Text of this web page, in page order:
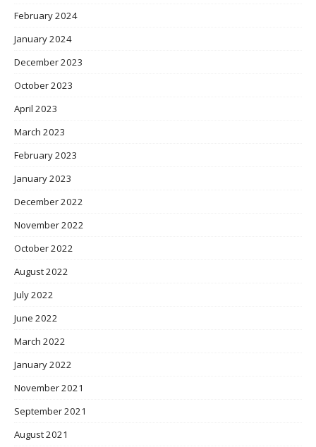
February 2024
January 2024
December 2023
October 2023
April 2023
March 2023
February 2023
January 2023
December 2022
November 2022
October 2022
August 2022
July 2022
June 2022
March 2022
January 2022
November 2021
September 2021
August 2021